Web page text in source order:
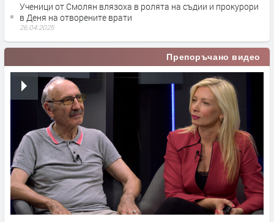
Ученици от Смолян влязоха в ролята на съдии и прокурори
в Деня на отворените врати
26.04.2025
Препоръчано видео